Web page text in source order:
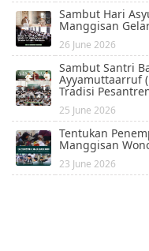
Sambut Hari
Manggisan
26 June 2026
Sambut Santri
Ayyamuttaarruf
Tradisi
25 June 2026
Tentukan
Manggisan
23 June 2026